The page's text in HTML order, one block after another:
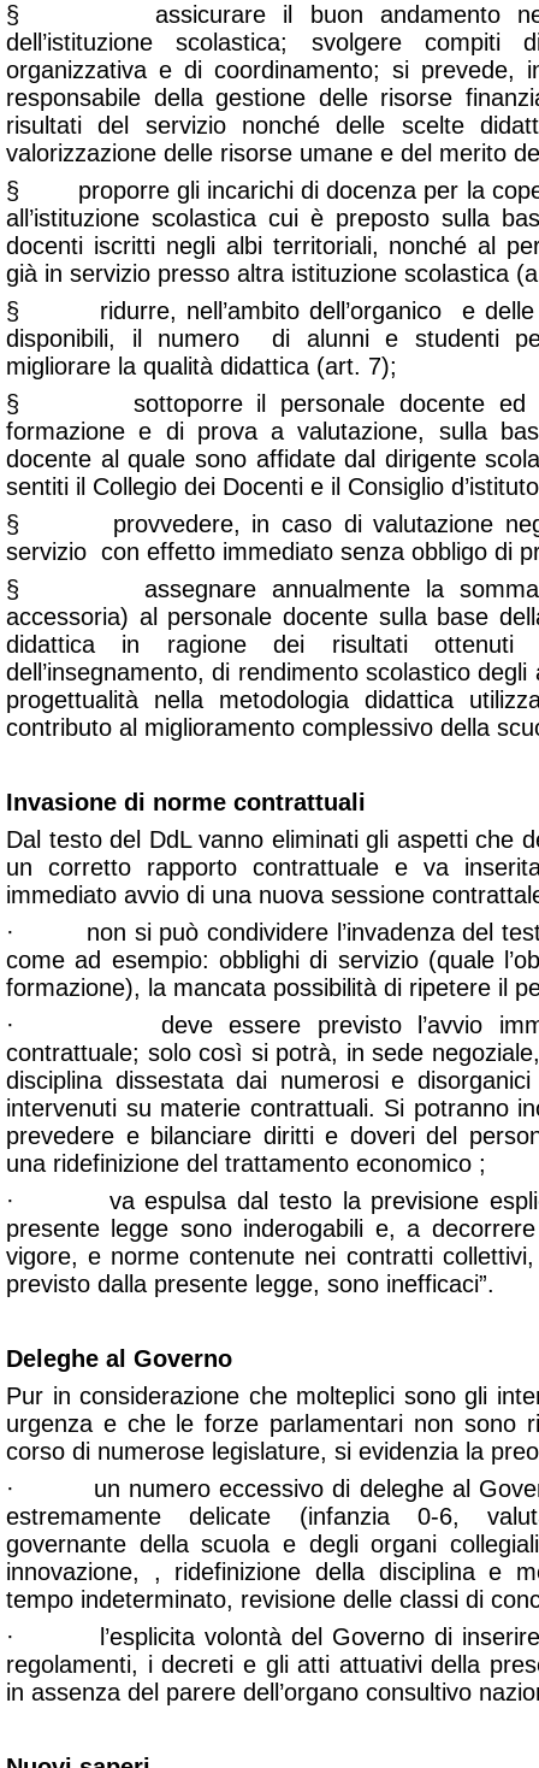
§ assicurare il buon andamento
dell’istituzione scolastica; svolgere compiti
organizzativa e di coordinamento; si prevede,
responsabile della gestione delle risorse
risultati del servizio nonché delle scelte
valorizzazione delle risorse umane e del merito
§ proporre gli incarichi di docenza per la
all’istituzione scolastica cui è preposto sulla
docenti iscritti negli albi territoriali, nonché al
già in servizio presso altra istituzione scolastica
§ ridurre, nell’ambito dell’organico e delle
disponibili, il numero di alunni e studenti
migliorare la qualità didattica (art. 7);
§ sottoporre il personale docente ed
formazione e di prova a valutazione, sulla
docente al quale sono affidate dal dirigente
sentiti il Collegio dei Docenti e il Consiglio
§ provvedere, in caso di valutazione
servizio con effetto immediato senza obbligo di
§ assegnare annualmente la somma
accessoria) al personale docente sulla base
didattica in ragione dei risultati
dell’insegnamento, di rendimento scolastico
progettualità nella metodologia didattica
contributo al miglioramento complessivo della
Invasione di norme contrattuali
Dal testo del DdL vanno eliminati gli aspetti che
un corretto rapporto contrattuale e va
immediato avvio di una nuova sessione
· non si può condividere l’invadenza del
come ad esempio: obblighi di servizio (quale
formazione), la mancata possibilità di ripetere il
· deve essere previsto l’avvio
contrattuale; solo così si potrà, in sede
disciplina dissestata dai numerosi e disorganici
intervenuti su materie contrattuali. Si potranno
prevedere e bilanciare diritti e doveri del
una ridefinizione del trattamento economico ;
· va espulsa dal testo la previsione
presente legge sono inderogabili e, a
vigore, e norme contenute nei contratti
previsto dalla presente legge, sono inefficaci”.
Deleghe al Governo
Pur in considerazione che molteplici sono gli
urgenza e che le forze parlamentari non sono
corso di numerose legislature, si evidenzia la
· un numero eccessivo di deleghe al
estremamente delicate (infanzia 0-6,
governante della scuola e degli organi
innovazione, , ridefinizione della disciplina e
tempo indeterminato, revisione delle classi di
· l’esplicita volontà del Governo di inserire
regolamenti, i decreti e gli atti attuativi della
in assenza del parere dell’organo consultivo